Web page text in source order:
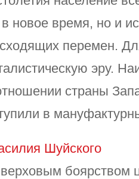
в новое время, но и
перемен.
эру.
страны
в
Шуйского
боярством